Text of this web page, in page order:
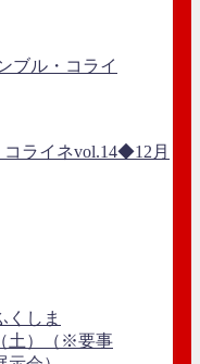
ライネvol.14◆12月